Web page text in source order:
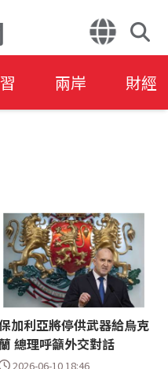
兩岸 財經
加利亞將停供武器給烏克
總理呼籲外交對話
2026-06-10 18:46